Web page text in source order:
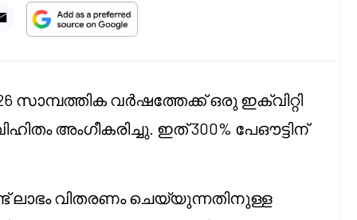
സാമ്പത്തിക വർഷത്തേക്ക് ഒരു ഇക്വിറ്റി
അംഗീകരിച്ചു. ഇത് 300% പേഔട്ടിന്
ലാഭം വിതരണം ചെയ്യുന്നതിനുള്ള